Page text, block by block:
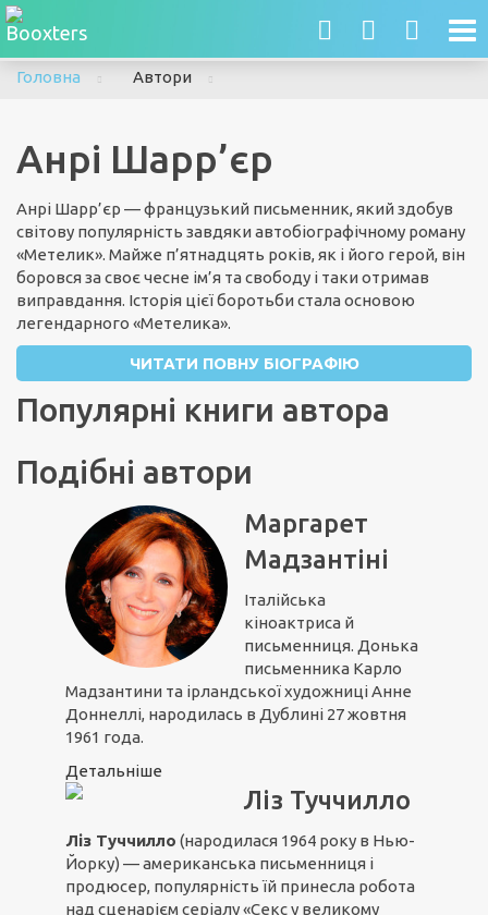
Головна
Автори
Анрі Шарр’єр
Анрі Шарр’єр — французький письменник, який здобув
світову популярність завдяки автобіографічному роману
«Метелик». Майже п’ятнадцять років, як і його герой, він
боровся за своє чесне ім’я та свободу і таки отримав
виправдання. Історія цієї боротьби стала основою
легендарного «Метелика».
ЧИТАТИ ПОВНУ БІОГРАФІЮ
Популярні книги автора
Подібні автори
Маргарет
Мадзантіні
Італійська
кіноактриса й
письменниця. Донька
письменника Карло
Мадзантини та ірландської художниці Анне
Доннеллі, народилась в Дублині 27 жовтня
1961 года.
Детальніше
Ліз Туччилло
Ліз Туччилло (народилася 1964 року в Нью-
Йорку) — американська письменниця і
продюсер, популярність їй принесла робота
над сценарієм серіалу «Секс у великому